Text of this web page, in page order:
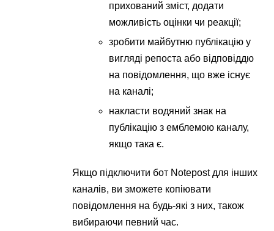
прихований зміст, додати
можливість оцінки чи реакції;
зробити майбутню публікацію у
вигляді репоста або відповіддю
на повідомлення, що вже існує
на каналі;
накласти водяний знак на
публікацію з емблемою каналу,
якщо така є.
Якщо підключити бот Notepost для інших
каналів, ви зможете копіювати
повідомлення на будь-які з них, також
вибираючи певний час.